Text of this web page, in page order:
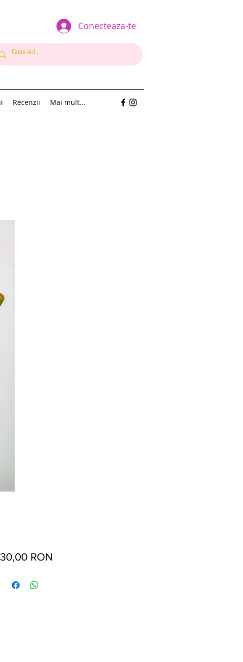
Conecteaza-te
Recenzii Mai mult...
30,00 RON